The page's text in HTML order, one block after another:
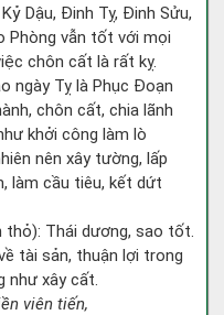
Dậu, Đinh Tỵ, Đinh Sửu,
Phòng vẫn tốt với mọi
chôn cất là rất kỵ.
ngày Tỵ là Phục Đoạn
chôn cất, chia lãnh
khởi công làm lò
nên xây tường, lấp
làm cầu tiêu, kết dứt
thỏ): Thái dương, sao tốt.
tài sản, thuận lợi trong
như xây cất.
viên tiến,